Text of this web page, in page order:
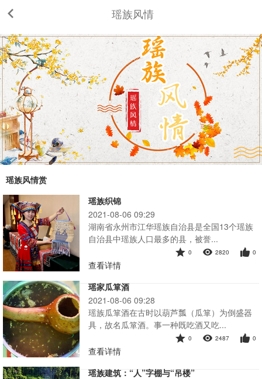
瑶族风情
瑶族风情赏
瑶族织锦
2021-08-06 09:29
湖南省永州市江华瑶族自治县是全国13个瑶族
自治县中瑶族人口最多的县，被誉...
0 2820 0
查看详情
瑶家瓜箪酒
2021-08-06 09:28
瑶族瓜箪酒在古时以葫芦瓢（瓜箪）为倒盛器
具，故名瓜箪酒。事一种既吃酒又吃...
0 2487 0
查看详情
瑶族建筑：“人”字棚与“吊楼”